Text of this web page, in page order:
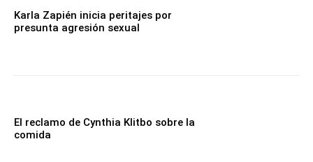
Karla Zapién inicia peritajes por
presunta agresión sexual
El reclamo de Cynthia Klitbo sobre la
comida